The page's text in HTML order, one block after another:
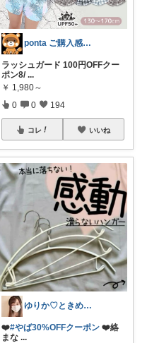
ponta ご購入感謝ですm(_ _)m
ラッシュガード 100円OFFクー
ポン8/ ...
￥ 1,980～
0 0 194
コレ いいね
ゆりか♡ときめく暮らしと服✨️
❤️#やば30%OFFクーポン ❤️絡
まな ...